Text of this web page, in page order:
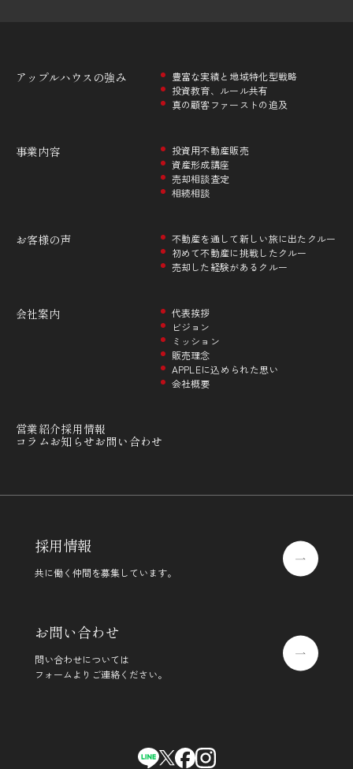
アップルハウスの強み
豊富な実績と地域特化型戦略
投資教育、ルール共有
真の顧客ファーストの追及
事業内容
投資用不動産販売
資産形成講座
売却相談査定
相続相談
お客様の声
不動産を通して新しい旅に出たクルー
初めて不動産に挑戦したクルー
売却した経験があるクルー
会社案内
代表挨拶
ビジョン
ミッション
販売理念
APPLEに込められた思い
会社概要
営業紹介採用情報
コラムお知らせお問い合わせ
採用情報
共に働く仲間を募集しています。
お問い合わせ
問い合わせについては
フォームよりご連絡ください。